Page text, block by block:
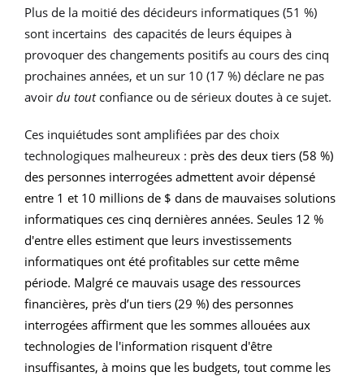
Plus de la moitié des décideurs informatiques (51 %)
sont incertains des capacités de leurs équipes à
provoquer des changements positifs au cours des cinq
prochaines années, et un sur 10 (17 %) déclare ne pas
avoir du toutconfiance ou de sérieux doutes à ce sujet.
Ces inquiétudes sont amplifiées par des choix
technologiques malheureux : près des deux tiers (58 %)
des personnes interrogées admettent avoir dépensé
entre 1 et 10 millions de $ dans de mauvaises solutions
informatiques ces cinq dernières années. Seules 12 %
d'entre elles estiment que leurs investissements
informatiques ont été profitables sur cette même
période. Malgré ce mauvais usage des ressources
financières, près d’un tiers (29 %) des personnes
interrogées affirment que les sommes allouées aux
technologies de l'information risquent d'être
insuffisantes, à moins que les budgets, tout comme les